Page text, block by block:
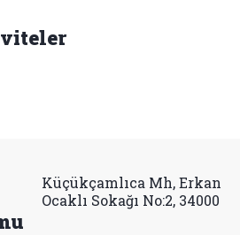
Küçükçamlıca Mh, Erkan
Ocaklı Sokağı No:2, 34000